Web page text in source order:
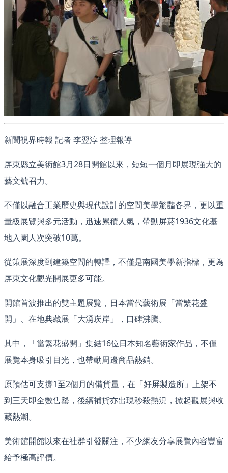
新聞視界時報 記者 李翌淳 整理報導
屏東縣立美術館3月28日開館以來，短短一個月即展現強大的
藝文號召力。
不僅以融合工業歷史與現代設計的空間美學驚豔各界，更以重
量級展覽與多元活動，迅速累積人氣，帶動屏菸1936文化基
地入園人次突破10萬。
從策展深度到建築空間的轉譯，不僅是南國美學新指標，更為
屏東文化觀光開展更多可能。
開館首波推出的雙主題展覽，日本當代藝術展「當繁花盛
開」、在地典藏展「大湧崁岸」，口碑沸騰。
其中，「當繁花盛開」集結16位日本知名藝術家作品，不僅
展覽本身吸引目光，也帶動周邊商品熱銷。
原預估可支撐1至2個月的備貨量，在「好屏製造所」上架不
到三天即全數售罄，後續補貨亦出現秒殺熱況，掀起觀展與收
藏熱潮。
美術館開館以來在社群引發關注，不少網友分享展覽內容豐富
給予極高評價。